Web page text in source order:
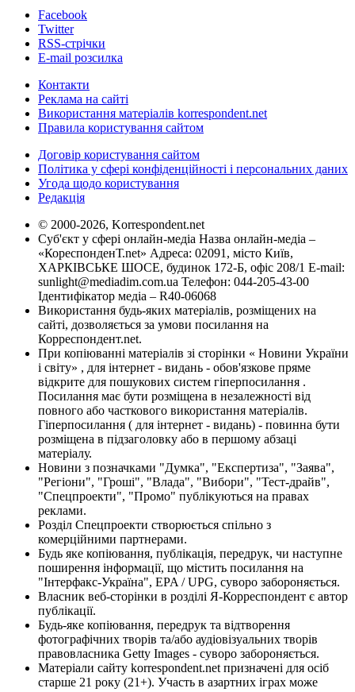
Facebook
Twitter
RSS-стрічки
E-mail розсилка
Контакти
Реклама на сайті
Використання матеріалів korrespondent.net
Правила користування сайтом
Договір користування сайтом
Політика у сфері конфіденційності і персональних даних
Угода щодо користування
Редакція
© 2000-2026, Korrespondent.net
Суб'єкт у сфері онлайн-медіа Назва онлайн-медіа –
«КореспонденТ.net» Адреса: 02091, місто Київ,
ХАРКІВСЬКЕ ШОСЕ, будинок 172-Б, офіс 208/1 E-mail:
sunlight@mediadim.com.ua Телефон: 044-205-43-00
Ідентифікатор медіа – R40-06068
Використання будь-яких матеріалів, розміщених на
сайті, дозволяється за умови посилання на
Корреспондент.net.
При копіюванні матеріалів зі сторінки « Новини України
і світу» , для інтернет - видань - обов'язкове пряме
відкрите для пошукових систем гіперпосилання .
Посилання має бути розміщена в незалежності від
повного або часткового використання матеріалів.
Гіперпосилання ( для інтернет - видань) - повинна бути
розміщена в підзаголовку або в першому абзаці
матеріалу.
Новини з позначками "Думка", "Експертиза", "Заява",
"Регіони", "Гроші", "Влада", "Вибори", "Тест-драйв",
"Спецпроекти", "Промо" публікуються на правах
реклами.
Розділ Спецпроекти створюється спільно з
комерційними партнерами.
Будь яке копіювання, публікація, передрук, чи наступне
поширення інформації, що містить посилання на
"Інтерфакс-Україна", EPA / UPG, суворо забороняється.
Власник веб-сторінки в розділі Я-Корреспондент є автор
публікації.
Будь-яке копіювання, передрук та відтворення
фотографічних творів та/або аудіовізуальних творів
правовласника Getty Images - суворо забороняється.
Матеріали сайту korrespondent.net призначені для осіб
старше 21 року (21+). Участь в азартних іграх може